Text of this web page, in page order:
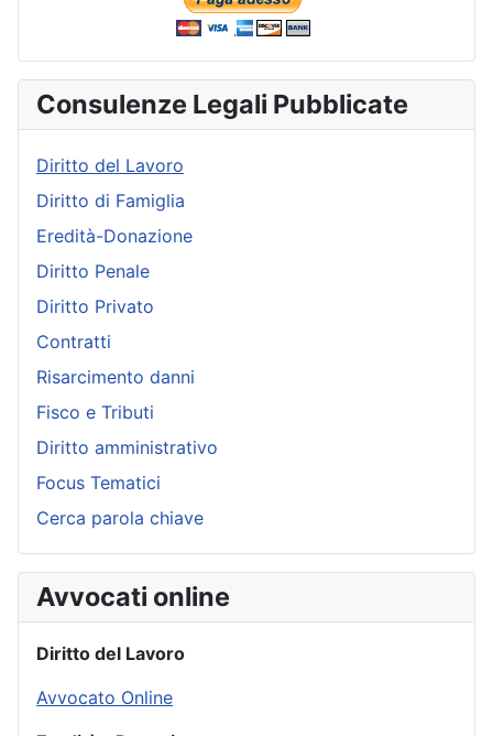
Consulenze Legali Pubblicate
Diritto del Lavoro
Diritto di Famiglia
Eredità-Donazione
Diritto Penale
Diritto Privato
Contratti
Risarcimento danni
Fisco e Tributi
Diritto amministrativo
Focus Tematici
Cerca parola chiave
Avvocati online
Diritto del Lavoro
Avvocato Online